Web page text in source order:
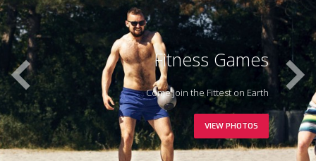
Fitness Games
Come Join the Fittest on Earth
VIEW PHOTOS